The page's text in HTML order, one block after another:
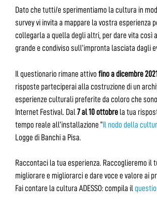
Dato che tutti/e sperimentiamo la cultura in
survey vi invita a mappare la vostra esperienza
collegarla a quella degli altri, per dare vita così
grande e condiviso sull’impronta lasciata dagli
Il questionario rimane attivo fino a dicembre 2021
risposte parteciperai alla costruzione di un
esperienze culturali preferite da coloro che
Internet Festival. Dal 7 al 10 ottobre la tua
tempo reale all’installazione “Il nodo della
Logge di Banchi a Pisa.
Raccontaci la tua esperienza. Raccoglieremo il
migliorare e migliorarci e dare voce e valore ai
Fai contare la cultura ADESSO: compila il